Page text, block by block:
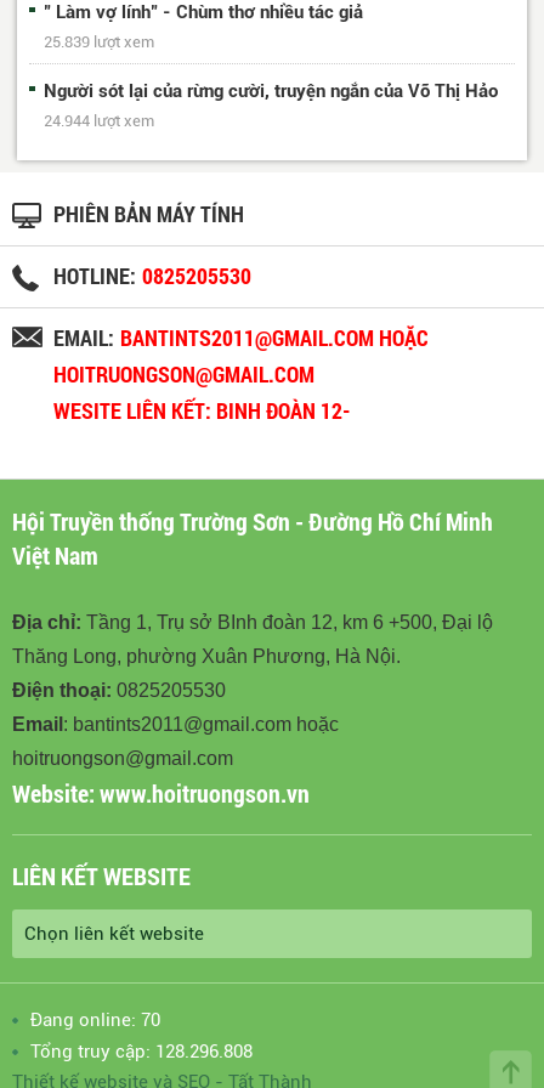
" Làm vợ lính" - Chùm thơ nhiều tác giả
25.839 lượt xem
Người sót lại của rừng cười, truyện ngắn của Võ Thị Hảo
24.944 lượt xem
PHIÊN BẢN MÁY TÍNH
HOTLINE: 0825205530
EMAIL: BANTINTS2011@GMAIL.COM HOẶC
HOITRUONGSON@GMAIL.COM
WESITE LIÊN KẾT: BINH ĐOÀN 12-
Hội Truyền thống Trường Sơn - Đường Hồ Chí Minh
Việt Nam
Địa chỉ: Tầng 1, Trụ sở BInh đoàn 12, km 6 +500, Đại lộ
Thăng Long, phường Xuân Phương, Hà Nội.
Điện thoại: 0825205530
Email : bantints2011@gmail.com hoặc
hoitruongson@gmail.com
Website:www.hoitruongson.vn
LIÊN KẾT WEBSITE
Đang online: 70
Tổng truy cập: 128.296.808
Thiết kế website và SEO - Tất Thành